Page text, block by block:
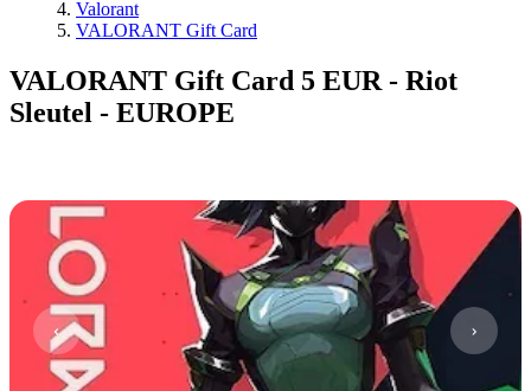
Valorant
VALORANT Gift Card
VALORANT Gift Card 5 EUR - Riot
Sleutel - EUROPE